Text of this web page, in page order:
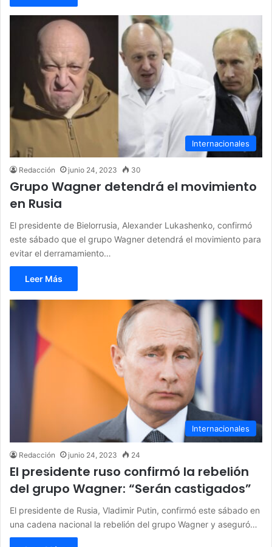
Internacionales
Redacción junio 24, 2023 30
Grupo Wagner detendrá el movimiento
en Rusia
El presidente de Bielorrusia, Alexander Lukashenko, confirmó
este sábado que el grupo Wagner detendrá el movimiento para
evitar el derramamiento…
Leer Más
Internacionales
Redacción junio 24, 2023 24
El presidente ruso confirmó la rebelión
del grupo Wagner: “Serán castigados”
El presidente de Rusia, Vladimir Putin, confirmó este sábado en
una cadena nacional la rebelión del grupo Wagner y aseguró…